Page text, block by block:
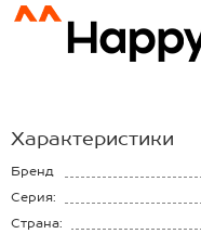
Характеристики
Бренд
Серия:
Страна: